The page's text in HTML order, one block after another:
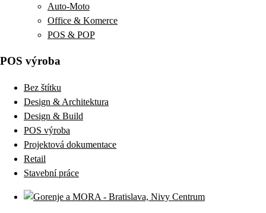
Auto-Moto
Office & Komerce
POS & POP
POS výroba
Bez štítku
Design & Architektura
Design & Build
POS výroba
Projektová dokumentace
Retail
Stavební práce